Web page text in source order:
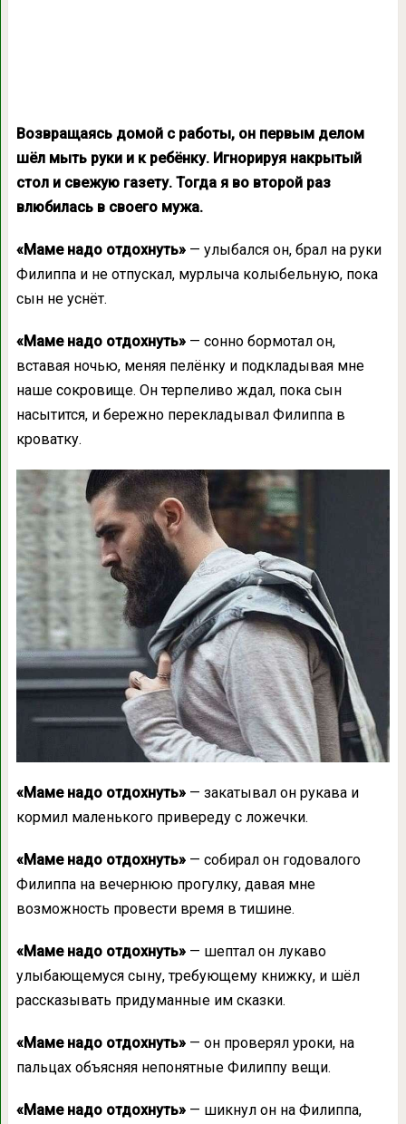
Возвращаясь домой с работы, он первым делом
шёл мыть руки и к ребёнку. Игнорируя накрытый
стол и свежую газету. Тогда я во второй раз
влюбилась в своего мужа.
«Маме надо отдохнуть»— улыбался он, брал на руки
Филиппа и не отпускал, мурлыча колыбельную, пока
сын не уснёт.
«Маме надо отдохнуть»— сонно бормотал он,
вставая ночью, меняя пелёнку и подкладывая мне
наше сокровище. Он терпеливо ждал, пока сын
насытится, и бережно перекладывал Филиппа в
кроватку.
«Маме надо отдохнуть»— закатывал он рукава и
кормил маленького привереду с ложечки.
«Маме надо отдохнуть»— собирал он годовалого
Филиппа на вечернюю прогулку, давая мне
возможность провести время в тишине.
«Маме надо отдохнуть»— шептал он лукаво
улыбающемуся сыну, требующему книжку, и шёл
рассказывать придуманные им сказки.
«Маме надо отдохнуть»— он проверял уроки, на
пальцах объясняя непонятные Филиппу вещи.
«Маме надо отдохнуть»— шикнул он на Филиппа,